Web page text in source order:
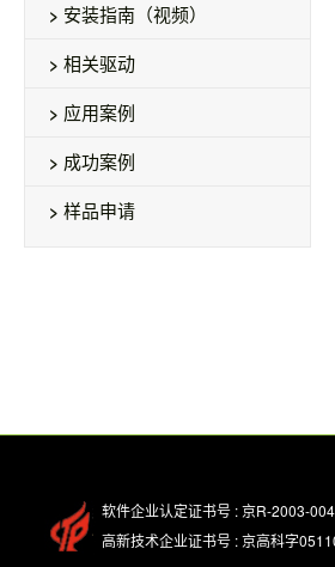
安装指南（视频）
相关驱动
应用案例
成功案例
样品申请
软件企业认定证书号 : 京R-2003-
高新技术企业证书号 : 京高科字